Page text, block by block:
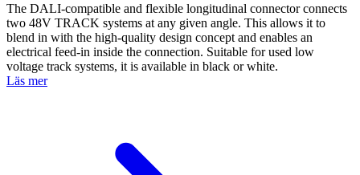
The DALI-compatible and flexible longitudinal connector connects
two 48V TRACK systems at any given angle. This allows it to
blend in with the high-quality design concept and enables an
electrical feed-in inside the connection. Suitable for used low
voltage track systems, it is available in black or white.
Läs mer